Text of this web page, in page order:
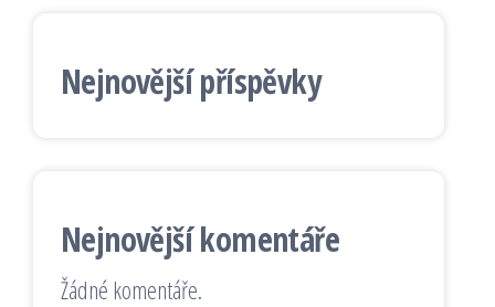
Nejnovější příspěvky
Nejnovější komentáře
Žádné komentáře.